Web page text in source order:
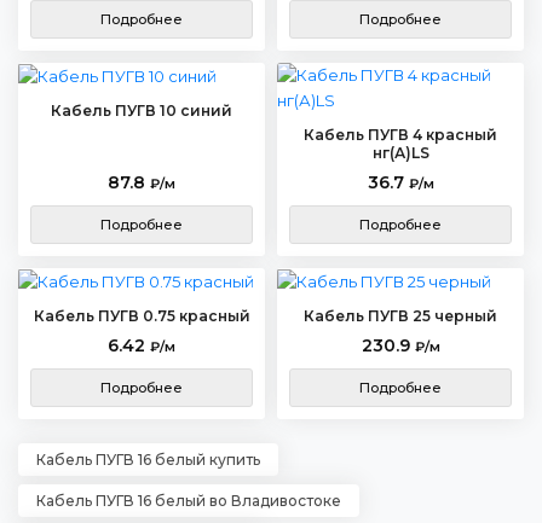
Подробнее Подробнее
Кабель ПУГВ 10 синий
87.8 ₽/м
Подробнее
Кабель ПУГВ 4 красный
нг(А)LS
36.7 ₽/м
Подробнее
Кабель ПУГВ 0.75 красный
6.42 ₽/м
Подробнее
Кабель ПУГВ 25 черный
230.9 ₽/м
Подробнее
Кабель ПУГВ 16 белый купить
Кабель ПУГВ 16 белый во Владивостоке